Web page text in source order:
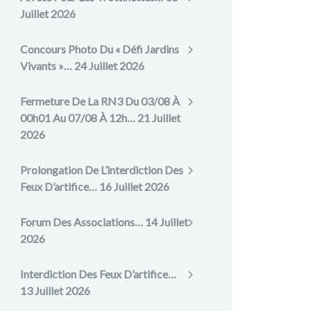
Juillet 2026
Concours Photo Du « Défi Jardins
Vivants »… 24 Juillet 2026
Fermeture De La RN3 Du 03/08 À
00h01 Au 07/08 À 12h… 21 Juillet
2026
Prolongation De L’interdiction Des
Feux D’artifice… 16 Juillet 2026
Forum Des Associations… 14 Juillet
2026
Interdiction Des Feux D’artifice…
13 Juillet 2026